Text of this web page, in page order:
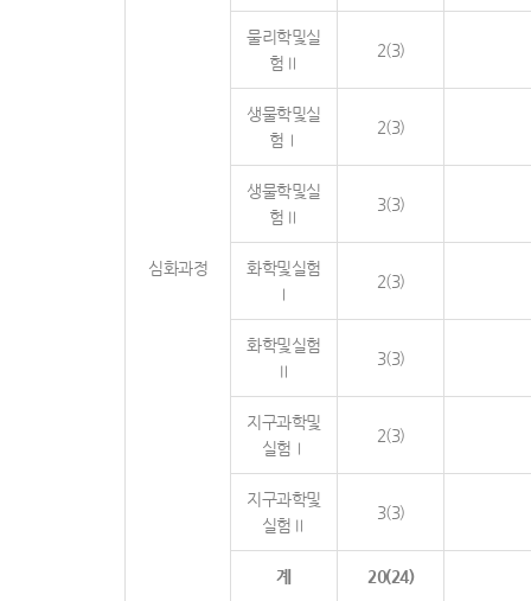
심화과정
물리학및실
험Ⅱ
2(3)
생물학및실
험Ⅰ
2(3)
생물학및실
험Ⅱ
3(3)
화학및실험
Ⅰ
2(3)
화학및실험
Ⅱ
3(3)
지구과학및
실험Ⅰ
2(3)
지구과학및
실험Ⅱ
3(3)
계 20(24)